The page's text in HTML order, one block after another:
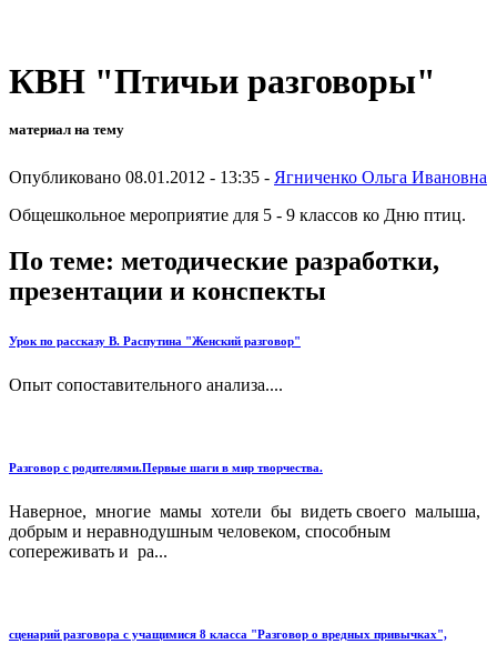
КВН "Птичьи разговоры"
материал на тему
Опубликовано 08.01.2012 - 13:35 - Ягниченко Ольга Ивановна
Общешкольное мероприятие для 5 - 9 классов ко Дню птиц.
По теме: методические разработки,
презентации и конспекты
Урок по рассказу В. Распутина "Женский разговор"
Опыт сопоставительного анализа....
Разговор с родителями.Первые шаги в мир творчества.
Наверное, многие мамы хотели бы видеть своего малыша,
добрым и неравнодушным человеком, способным
сопереживать и ра...
сценарий разговора с учащимися 8 класса "Разговор о вредных привычках",